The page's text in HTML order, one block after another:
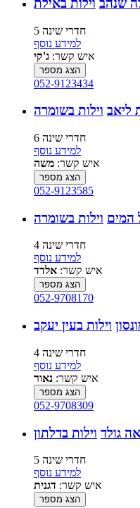
שנהב וילות באילת
5 חדרי שינה
למידע נוסף
איש קשר: ג'קי
הצג מספר
052-9123434
ליאב וילות בשומרה
6 חדרי שינה
למידע נוסף
איש קשר: משה
הצג מספר
052-9123585
המים וילות בשומרה
4 חדרי שינה
למידע נוסף
איש קשר: אלדד
הצג מספר
052-9708170
וילות בעין יעקב
4 חדרי שינה
למידע נוסף
איש קשר: נאור
הצג מספר
052-9708309
גולד וילות בדלתון
5 חדרי שינה
למידע נוסף
איש קשר: דגנית
הצג מספר